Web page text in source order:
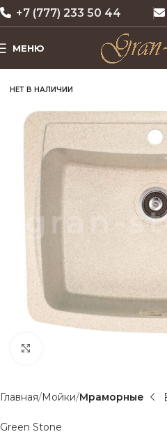
+7 (777) 233 50 44
МЕНЮ
НЕТ В НАЛИЧИИ
Главная Мойки Мраморные
Green Stone